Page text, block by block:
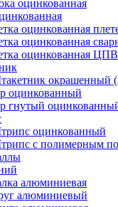
оцинкованная
оцинкованная
оцинкованная
оцинкованная
окрашенный
оцинкованный
гнутый
оцинкованный
с полимерным
алюминиевая
алюминиевый